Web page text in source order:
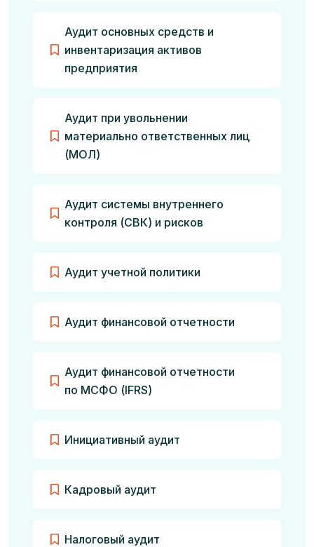
Аудит основных средств и
инвентаризация активов
предприятия
Аудит при увольнении
материально ответственных лиц
(МОЛ)
Аудит системы внутреннего
контроля (СВК) и рисков
Аудит учетной политики
Аудит финансовой отчетности
Аудит финансовой отчетности
по МСФО (IFRS)
Инициативный аудит
Кадровый аудит
Налоговый аудит